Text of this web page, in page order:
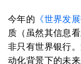
今年的 《世界发
质（虽然其信息
非只有世界银行
动化背景下的未